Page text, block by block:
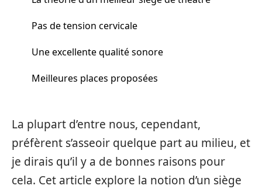
Pas de tension cervicale
Une excellente qualité sonore
Meilleures places proposées
La plupart d’entre nous, cependant,
préfèrent s’asseoir quelque part au milieu, et
je dirais qu’il y a de bonnes raisons pour
cela. Cet article explore la notion d’un siège